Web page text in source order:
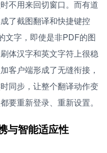
不用来回切窗口。而有道
了截图翻译和快捷键控
文字，即使是非PDF的图
体汉字和英文字符上很稳
客户端形成了无缝衔接，
同步，让整个翻译动作变
要重新登录、重新设置。
与智能适应性